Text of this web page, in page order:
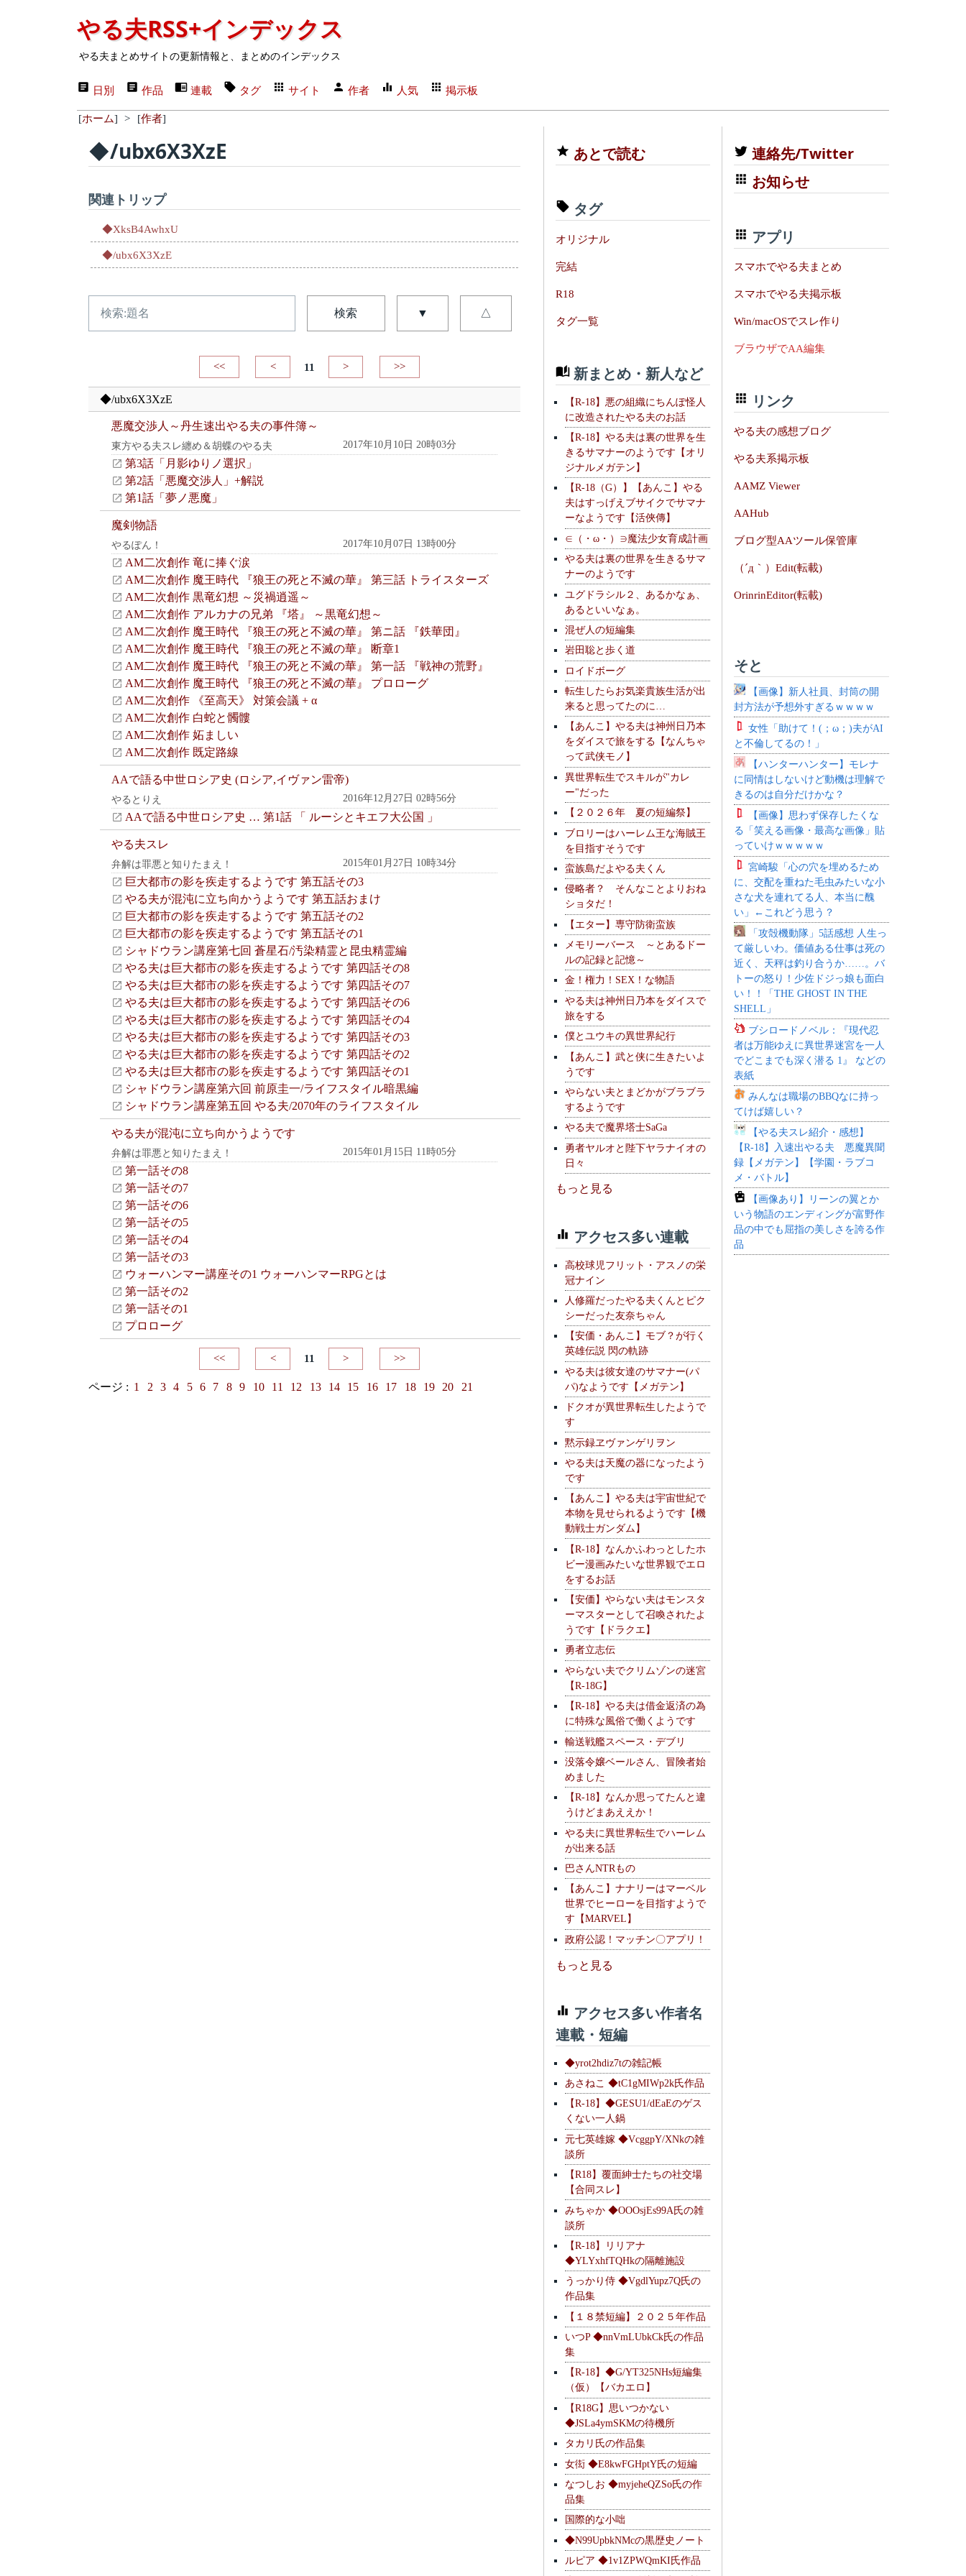
やる夫RSS+インデックス
やる夫まとめサイトの更新情報と、まとめのインデックス
日別 作品 連載 タグ サイト 作者 人気 掲示板
[ホーム] > [作者]
◆/ubx6X3XzE
関連トリップ
◆XksB4AwhxU
◆/ubx6X3XzE
検索 ▼ △
<< < 11 > >>
◆/ubx6X3XzE
悪魔交渉人～丹生速出やる夫の事件簿～
東方やる夫スレ纏め＆胡蝶のやる夫 2017年10月10日 20時03分
第3話「月影ゆりノ選択」
第2話「悪魔交渉人」+解説
第1話「夢ノ悪魔」
魔剣物語
やるぽん！ 2017年10月07日 13時00分
AM二次創作 竜に捧ぐ涙
AM二次創作 魔王時代 『狼王の死と不滅の華』 第三話 トライスターズ
AM二次創作 黒竜幻想 ～災禍逍遥～
AM二次創作 アルカナの兄弟 『塔』 ～黒竜幻想～
AM二次創作 魔王時代 『狼王の死と不滅の華』 第ニ話 『鉄華団』
AM二次創作 魔王時代 『狼王の死と不滅の華』 断章1
AM二次創作 魔王時代 『狼王の死と不滅の華』 第一話 『戦神の荒野』
AM二次創作 魔王時代 『狼王の死と不滅の華』 プロローグ
AM二次創作 《至高天》 対策会議 + α
AM二次創作 白蛇と髑髏
AM二次創作 妬ましい
AM二次創作 既定路線
AAで語る中世ロシア史 (ロシア,イヴァン雷帝)
やるとりえ 2016年12月27日 02時56分
AAで語る中世ロシア史 … 第1話 「 ルーシとキエフ大公国 」
やる夫スレ
弁解は罪悪と知りたまえ！ 2015年01月27日 10時34分
巨大都市の影を疾走するようです 第五話その3
やる夫が混沌に立ち向かうようです 第五話おまけ
巨大都市の影を疾走するようです 第五話その2
巨大都市の影を疾走するようです 第五話その1
シャドウラン講座第七回 蒼星石/汚染精霊と昆虫精霊編
やる夫は巨大都市の影を疾走するようです 第四話その8
やる夫は巨大都市の影を疾走するようです 第四話その7
やる夫は巨大都市の影を疾走するようです 第四話その6
やる夫は巨大都市の影を疾走するようです 第四話その4
やる夫は巨大都市の影を疾走するようです 第四話その3
やる夫は巨大都市の影を疾走するようです 第四話その2
やる夫は巨大都市の影を疾走するようです 第四話その1
シャドウラン講座第六回 前原圭一/ライフスタイル暗黒編
シャドウラン講座第五回 やる夫/2070年のライフスタイル
やる夫が混沌に立ち向かうようです
弁解は罪悪と知りたまえ！ 2015年01月15日 11時05分
第一話その8
第一話その7
第一話その6
第一話その5
第一話その4
第一話その3
ウォーハンマー講座その1 ウォーハンマーRPGとは
第一話その2
第一話その1
プロローグ
<< < 11 > >>
ページ : 1 2 3 4 5 6 7 8 9 10 11 12 13 14 15 16 17 18 19 20 21
あとで読む
タグ
オリジナル
完結
R18
タグ一覧
新まとめ・新人など
【R-18】悪の組織にちんぽ怪人
に改造されたやる夫のお話
【R-18】やる夫は裏の世界を生
きるサマナーのようです【オリ
ジナルメガテン】
【R-18（G）】【あんこ】やる
夫はすっげえブサイクでサマナ
ーなようです【活俠傳】
∈（・ω・）∋魔法少女育成計画
やる夫は裏の世界を生きるサマ
ナーのようです
ユグドラシル２、あるかなぁ、
あるといいなぁ。
混ぜ人の短編集
岩田聡と歩く道
ロイドボーグ
転生したらお気楽貴族生活が出
来ると思ってたのに…
【あんこ】やる夫は神州日乃本
をダイスで旅をする【なんちゃ
って武侠モノ】
異世界転生でスキルが"カレ
ー"だった
【２０２６年 夏の短編祭】
ブロリーはハーレム王な海賊王
を目指すそうです
蛮族島だよやる夫くん
侵略者？ そんなことよりおね
ショタだ！
【エター】専守防衛蛮族
メモリーバース ～とあるドー
ルの記録と記憶～
金！権力！SEX！な物語
やる夫は神州日乃本をダイスで
旅をする
僕とユウキの異世界紀行
【あんこ】武と侠に生きたいよ
うです
やらない夫とまどかがブラブラ
するようです
やる夫で魔界塔士SaGa
勇者ヤルオと陛下ヤラナイオの
日々
もっと見る
アクセス多い連載
高校球児フリット・アスノの栄
冠ナイン
人修羅だったやる夫くんとピク
シーだった友奈ちゃん
【安価・あんこ】モブ？が行く
英雄伝説 閃の軌跡
やる夫は彼女達のサマナー(パ
パ)なようです【メガテン】
ドクオが異世界転生したようで
す
黙示録ヱヴァンゲリヲン
やる夫は天魔の器になったよう
です
【あんこ】やる夫は宇宙世紀で
本物を見せられるようです【機
動戦士ガンダム】
【R-18】なんかふわっとしたホ
ビー漫画みたいな世界観でエロ
をするお話
【安価】やらない夫はモンスタ
ーマスターとして召喚されたよ
うです【ドラクエ】
勇者立志伝
やらない夫でクリムゾンの迷宮
【R-18G】
【R-18】やる夫は借金返済の為
に特殊な風俗で働くようです
輸送戦艦スペース・デブリ
没落令嬢ベールさん、冒険者始
めました
【R-18】なんか思ってたんと違
うけどまあええか！
やる夫に異世界転生でハーレム
が出来る話
巴さんNTRもの
【あんこ】ナナリーはマーベル
世界でヒーローを目指すようで
す【MARVEL】
政府公認！マッチン〇アプリ！
もっと見る
アクセス多い作者名
連載・短編
◆yrot2hdiz7tの雑記帳
あさねこ ◆tC1gMIWp2k氏作品
【R-18】◆GESU1/dEaEのゲス
くない一人鍋
元七英雄嫁 ◆VcggpY/XNkの雑
談所
【R18】覆面紳士たちの社交場
【合同スレ】
みちゃか ◆OOOsjEs99A氏の雑
談所
【R-18】リリアナ
◆YLYxhfTQHkの隔離施設
うっかり侍 ◆VgdlYupz7Q氏の
作品集
【１８禁短編】２０２５年作品
いつP ◆nnVmLUbkCk氏の作品
集
【R-18】◆G/YT325NHs短編集
（仮）【バカエロ】
【R18G】思いつかない
◆JSLa4ymSKMの待機所
タカリ氏の作品集
女衒 ◆E8kwFGHptY氏の短編
なつしお ◆myjeheQZSo氏の作
品集
国際的な小咄
◆N99UpbkNMcの黒歴史ノート
ルピア ◆1v1ZPWQmKI氏作品
連絡先/Twitter
お知らせ
アプリ
スマホでやる夫まとめ
スマホでやる夫掲示板
Win/macOSでスレ作り
ブラウザでAA編集
リンク
やる夫の感想ブログ
やる夫系掲示板
AAMZ Viewer
AAHub
ブログ型AAツール保管庫
（´д｀）Edit(転載)
OrinrinEditor(転載)
そと
【画像】新人社員、封筒の開
封方法が予想外すぎるｗｗｗｗ
女性「助けて！(；ω；)夫がAI
と不倫してるの！」
【ハンターハンター】モレナ
に同情はしないけど動機は理解で
きるのは自分だけかな？
【画像】思わず保存したくな
る「笑える画像・最高な画像」貼
っていけｗｗｗｗｗ
宮崎駿「心の穴を埋めるため
に、交配を重ねた毛虫みたいな小
さな犬を連れてる人、本当に醜
い」←これどう思う？
「攻殻機動隊」5話感想 人生っ
て厳しいわ。価値ある仕事は死の
近く、天秤は釣り合うか……。バ
トーの怒り！少佐ドジっ娘も面白
い！！「THE GHOST IN THE
SHELL」
ブシロードノベル：『現代忍
者は万能ゆえに異世界迷宮を一人
でどこまでも深く潜る 1』 などの
表紙
みんなは職場のBBQなに持っ
てけば嬉しい？
【やる夫スレ紹介・感想】
【R-18】入速出やる夫 悪魔異聞
録【メガテン】【学園・ラブコ
メ・バトル】
【画像あり】リーンの翼とか
いう物語のエンディングが富野作
品の中でも屈指の美しさを誇る作
品